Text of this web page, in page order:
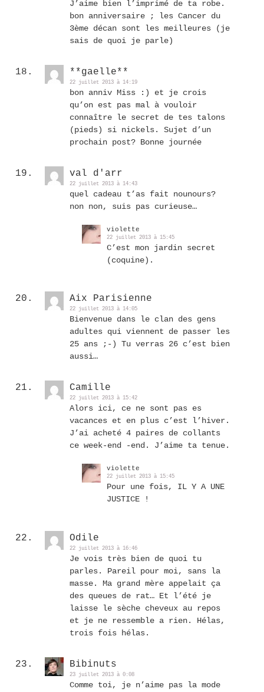
J’aime bien l’imprimé de ta robe.
bon anniversaire ; les Cancer du
3ème décan sont les meilleures (je
sais de quoi je parle)
**gaelle**
22 juillet 2013 à 14:19
bon anniv Miss :) et je crois
qu’on est pas mal à vouloir
connaître le secret de tes talons
(pieds) si nickels. Sujet d’un
prochain post? Bonne journée
val d'arr
22 juillet 2013 à 14:43
quel cadeau t’as fait nounours?
non non, suis pas curieuse…
violette
22 juillet 2013 à 15:45
C’est mon jardin secret
(coquine).
Aix Parisienne
22 juillet 2013 à 14:05
Bienvenue dans le clan des gens
adultes qui viennent de passer les
25 ans ;-) Tu verras 26 c’est bien
aussi…
Camille
22 juillet 2013 à 15:42
Alors ici, ce ne sont pas es
vacances et en plus c’est l’hiver.
J’ai acheté 4 paires de collants
ce week-end -end. J’aime ta tenue.
violette
22 juillet 2013 à 15:45
Pour une fois, IL Y A UNE
JUSTICE !
Odile
22 juillet 2013 à 16:46
Je vois très bien de quoi tu
parles. Pareil pour moi, sans la
masse. Ma grand mère appelait ça
des queues de rat… Et l’été je
laisse le sèche cheveux au repos
et je ne ressemble a rien. Hélas,
trois fois hélas.
Bibinuts
23 juillet 2013 à 0:08
Comme toi, je n’aime pas la mode